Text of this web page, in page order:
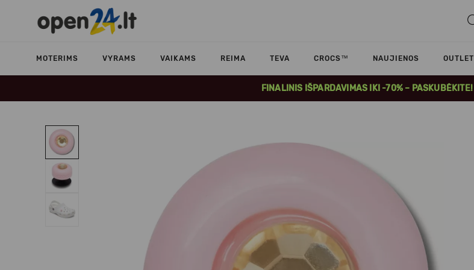
MOTERIMS VYRAMS VAIKAMS REIMA TEVA CROCS™ NAUJIENOS OUTLET
FINALINIS IŠPARDAVIMAS IKI -70% – PASKUBĖKITE!